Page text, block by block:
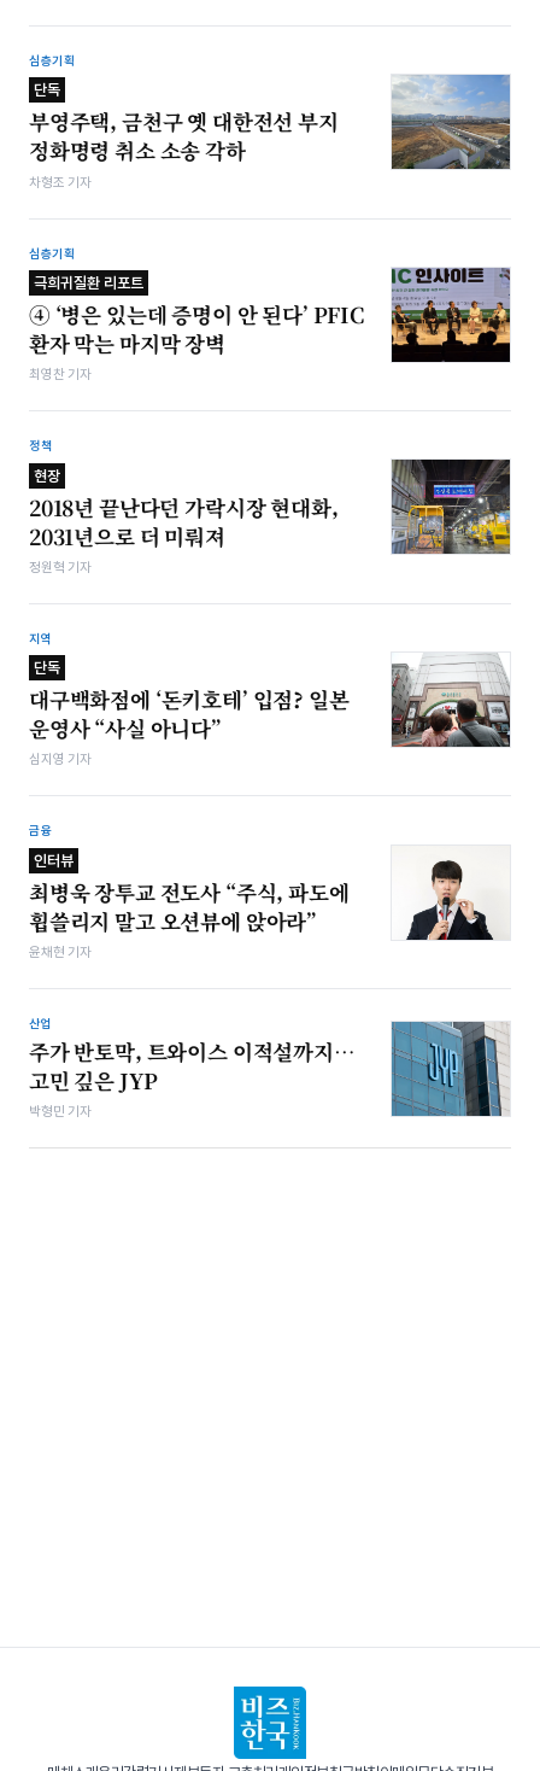
심층기획
단독
부영주택, 금천구 옛 대한전선 부지
정화명령 취소 소송 각하
차형조 기자
심층기획
극희귀질환 리포트
④ ‘병은 있는데 증명이 안 된다’ PFIC
환자 막는 마지막 장벽
최영찬 기자
정책
현장
2018년 끝난다던 가락시장 현대화,
2031년으로 더 미뤄져
정원혁 기자
지역
단독
대구백화점에 ‘돈키호테’ 입점? 일본
운영사 “사실 아니다”
심지영 기자
금융
인터뷰
최병욱 장투교 전도사 “주식, 파도에
휩쓸리지 말고 오션뷰에 앉아라”
윤채현 기자
산업
주가 반토막, 트와이스 이적설까지…
고민 깊은 JYP
박형민 기자